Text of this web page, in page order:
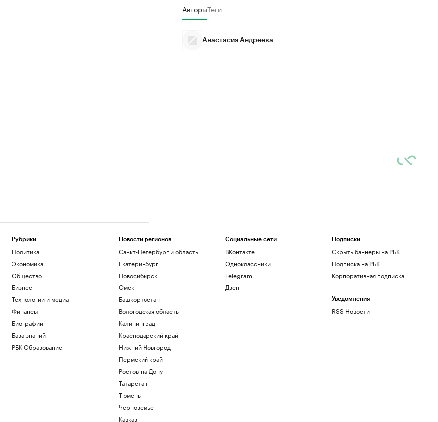
АвторыТеги
Анастасия Андреева
Рубрики
Политика
Экономика
Общество
Бизнес
Технологии и медиа
Финансы
Биографии
База знаний
РБК Образование
Новости регионов
Санкт-Петербург и область
Екатеринбург
Новосибирск
Омск
Башкортостан
Вологодская область
Калининград
Краснодарский край
Нижний Новгород
Пермский край
Ростов-на-Дону
Татарстан
Тюмень
Черноземье
Кавказ
Социальные сети
ВКонтакте
Одноклассники
Telegram
Дзен
Подписки
Скрыть баннеры на РБК
Подписка на РБК
Корпоративная подписка
Уведомления
RSS Новости